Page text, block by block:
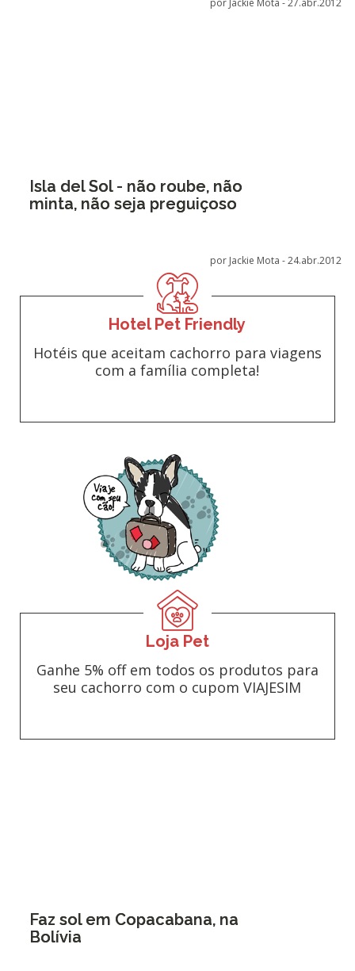
por Jackie Mota -27.abr.2012
Isla del Sol - não roube, não
minta, não seja preguiçoso
por Jackie Mota -24.abr.2012
Hotel Pet Friendly
Hotéis que aceitam cachorro para viagens
com a família completa!
Loja Pet
Ganhe 5% off em todos os produtos para
seu cachorro com o cupom VIAJESIM
Faz sol em Copacabana, na
Bolívia